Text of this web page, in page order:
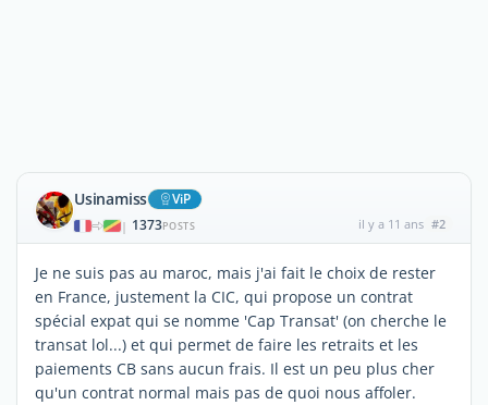
Usinamiss ViP
| 1373POSTS il y a 11 ans #2
Je ne suis pas au maroc, mais j'ai fait le choix de rester
en France, justement la CIC, qui propose un contrat
spécial expat qui se nomme 'Cap Transat' (on cherche le
transat lol...) et qui permet de faire les retraits et les
paiements CB sans aucun frais. Il est un peu plus cher
qu'un contrat normal mais pas de quoi nous affoler.